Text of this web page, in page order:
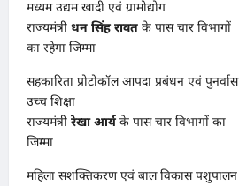
मध्यम उद्यम खादी एवं ग्रामोद्योग
राज्यमंत्री धन सिंह रावत के पास चार विभागों
का रहेगा जिम्मा
सहकारिता प्रोटोकॉल आपदा प्रबंधन एवं पुनर्वास
उच्च शिक्षा
राज्यमंत्री रेखा आर्य के पास चार विभागों का
जिम्मा
महिला सशक्तिकरण एवं बाल विकास पशुपालन